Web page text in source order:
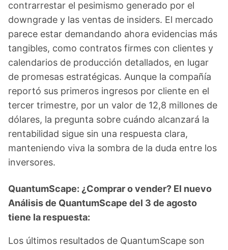
contrarrestar el pesimismo generado por el
downgrade y las ventas de insiders. El mercado
parece estar demandando ahora evidencias más
tangibles, como contratos firmes con clientes y
calendarios de producción detallados, en lugar
de promesas estratégicas. Aunque la compañía
reportó sus primeros ingresos por cliente en el
tercer trimestre, por un valor de 12,8 millones de
dólares, la pregunta sobre cuándo alcanzará la
rentabilidad sigue sin una respuesta clara,
manteniendo viva la sombra de la duda entre los
inversores.
QuantumScape: ¿Comprar o vender? El nuevo
Análisis de QuantumScape del 3 de agosto
tiene la respuesta:
Los últimos resultados de QuantumScape son